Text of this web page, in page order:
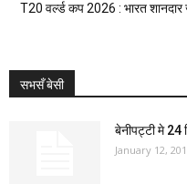
T20 वर्ल्ड कप 2026 : भारत
सभसँ बेसी
बेनीपट्टी मे 24
January 12,